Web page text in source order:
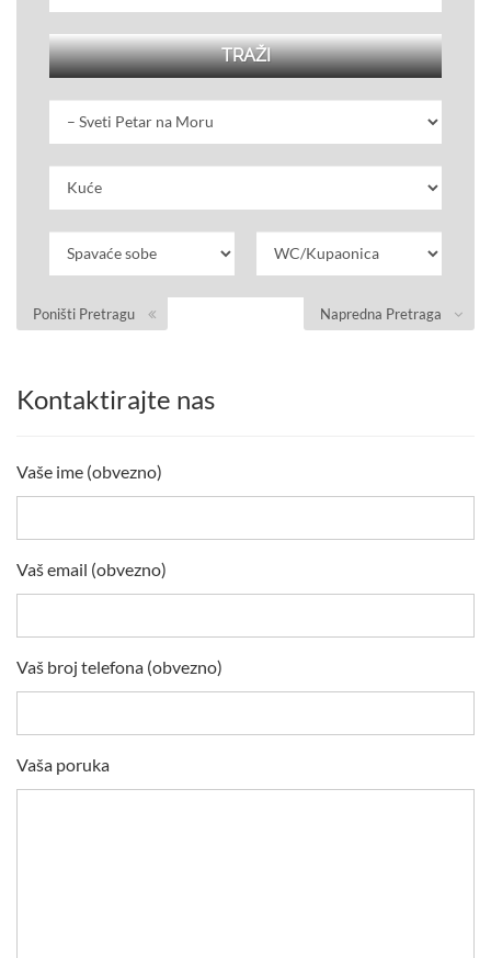
Napredna Pretraga
Poništi Pretragu
Kontaktirajte nas
Vaše ime (obvezno)
Vaš email (obvezno)
Vaš broj telefona (obvezno)
Vaša poruka